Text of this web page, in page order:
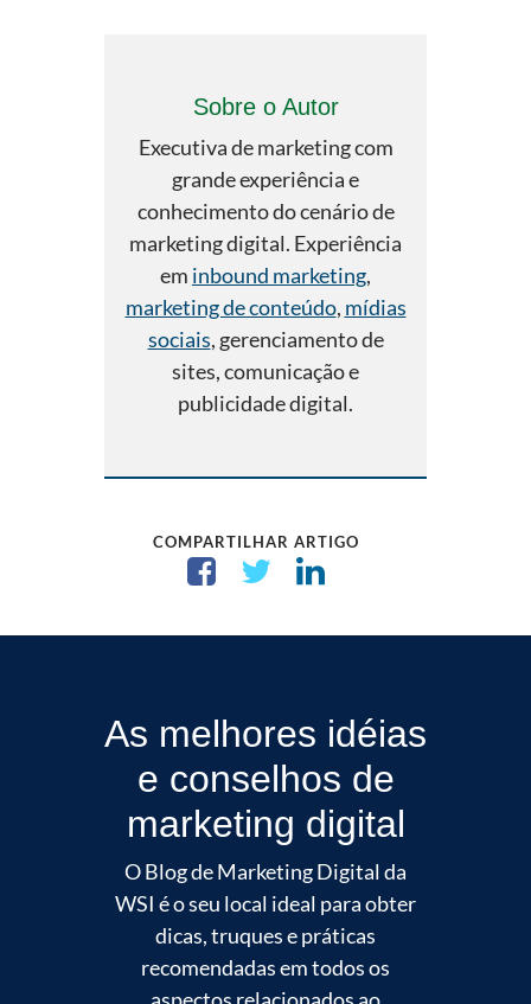
Sobre o Autor
Executiva de marketing com
grande experiência e
conhecimento do cenário de
marketing digital. Experiência
em inbound marketing,
marketing de conteúdo, mídias
sociais, gerenciamento de
sites, comunicação e
publicidade digital.
COMPARTILHAR ARTIGO
As melhores idéias
e conselhos de
marketing digital
O Blog de Marketing Digital da
WSI é o seu local ideal para obter
dicas, truques e práticas
recomendadas em todos os